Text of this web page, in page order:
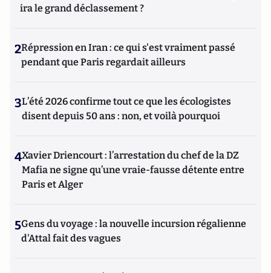
ira le grand déclassement ?
2Répression en Iran : ce qui s'est vraiment passé
pendant que Paris regardait ailleurs
3L’été 2026 confirme tout ce que les écologistes
disent depuis 50 ans : non, et voilà pourquoi
4Xavier Driencourt : l’arrestation du chef de la DZ
Mafia ne signe qu’une vraie-fausse détente entre
Paris et Alger
5Gens du voyage : la nouvelle incursion régalienne
d'Attal fait des vagues